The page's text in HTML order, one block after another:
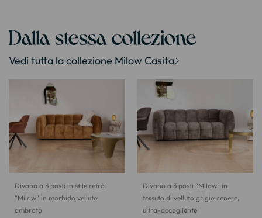
Dalla stessa collezione
Vedi tutta la collezione Milow Casita
Divano a 3 posti in stile retrò
"Milow" in morbido velluto
ambrato
Divano a 3 posti "Milow" in
tessuto di velluto grigio cenere,
ultra-accogliente